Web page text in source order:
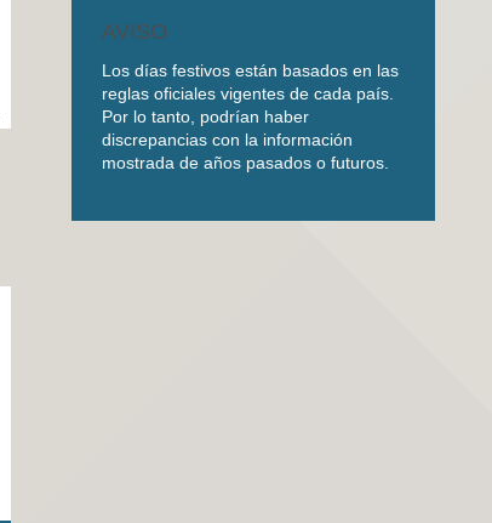
AVISO
Los días festivos están basados en las
reglas oficiales vigentes de cada país.
Por lo tanto, podrían haber
discrepancias con la información
mostrada de años pasados o futuros.